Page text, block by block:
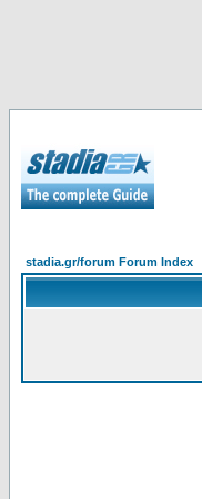
stadia.gr/forum Forum Index